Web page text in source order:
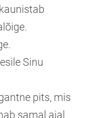
Sinu
pits, mis
samal ajal